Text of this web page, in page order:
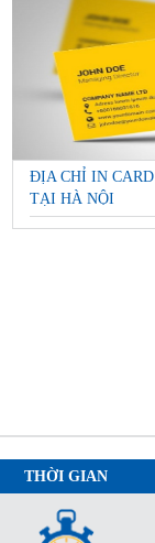
ĐỊA CHỈ IN
TẠI HÀ NỘI
THỜI GIAN